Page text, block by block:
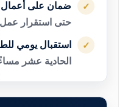
✓ ضمان على أعمال
حتى استقرار عمل
✓ استقبال يومي
الحادية عشر